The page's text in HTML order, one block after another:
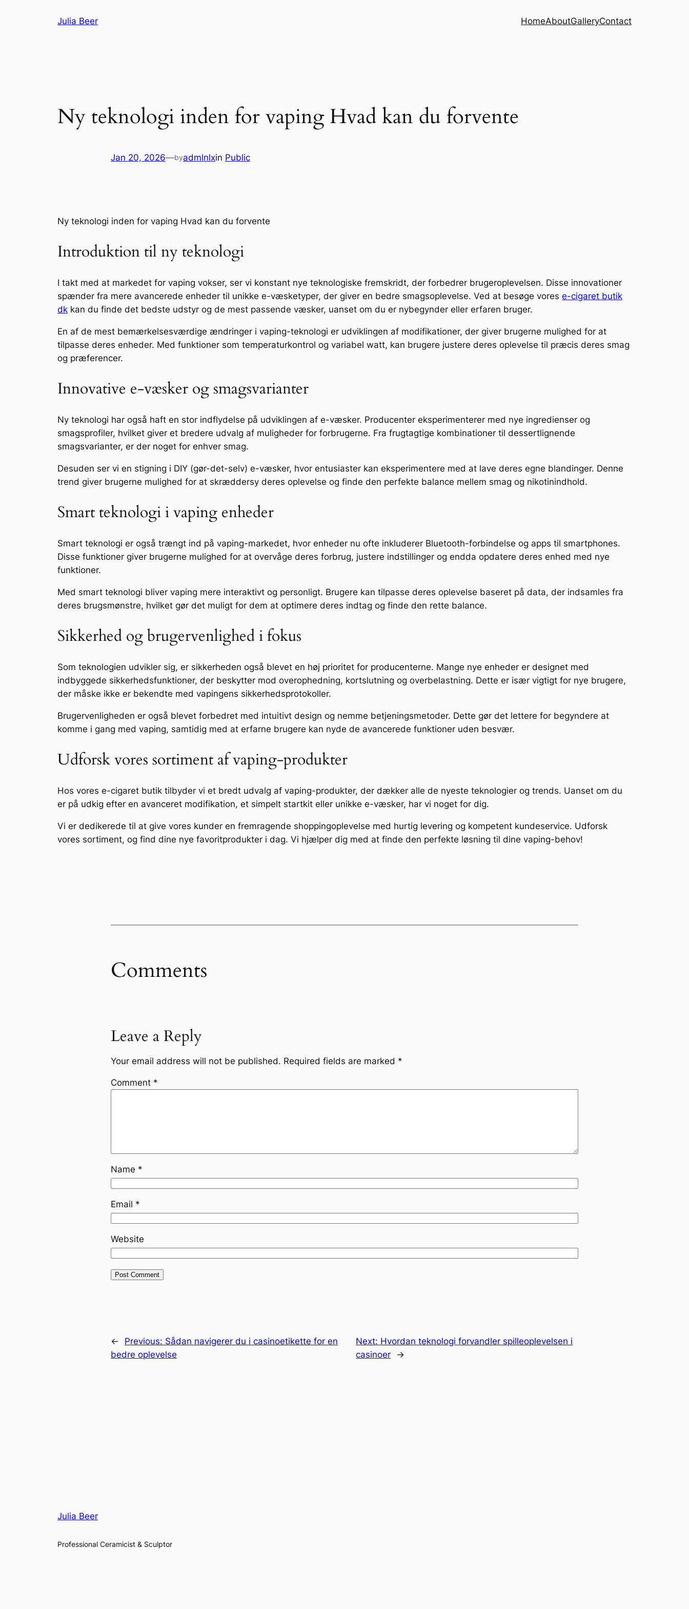
Julia Beer HomeAboutGalleryContact
Ny teknologi inden for vaping Hvad kan du forvente
Jan 20, 2026—byadmlnlxin Public
Ny teknologi inden for vaping Hvad kan du forvente
Introduktion til ny teknologi
I takt med at markedet for vaping vokser, ser vi konstant nye teknologiske fremskridt, der forbedrer brugeroplevelsen. Disse innovationer
spænder fra mere avancerede enheder til unikke e-væsketyper, der giver en bedre smagsoplevelse. Ved at besøge vores e-cigaret butik
dk kan du finde det bedste udstyr og de mest passende væsker, uanset om du er nybegynder eller erfaren bruger.
En af de mest bemærkelsesværdige ændringer i vaping-teknologi er udviklingen af modifikationer, der giver brugerne mulighed for at
tilpasse deres enheder. Med funktioner som temperaturkontrol og variabel watt, kan brugere justere deres oplevelse til præcis deres smag
og præferencer.
Innovative e-væsker og smagsvarianter
Ny teknologi har også haft en stor indflydelse på udviklingen af e-væsker. Producenter eksperimenterer med nye ingredienser og
smagsprofiler, hvilket giver et bredere udvalg af muligheder for forbrugerne. Fra frugtagtige kombinationer til dessertlignende
smagsvarianter, er der noget for enhver smag.
Desuden ser vi en stigning i DIY (gør-det-selv) e-væsker, hvor entusiaster kan eksperimentere med at lave deres egne blandinger. Denne
trend giver brugerne mulighed for at skræddersy deres oplevelse og finde den perfekte balance mellem smag og nikotinindhold.
Smart teknologi i vaping enheder
Smart teknologi er også trængt ind på vaping-markedet, hvor enheder nu ofte inkluderer Bluetooth-forbindelse og apps til smartphones.
Disse funktioner giver brugerne mulighed for at overvåge deres forbrug, justere indstillinger og endda opdatere deres enhed med nye
funktioner.
Med smart teknologi bliver vaping mere interaktivt og personligt. Brugere kan tilpasse deres oplevelse baseret på data, der indsamles fra
deres brugsmønstre, hvilket gør det muligt for dem at optimere deres indtag og finde den rette balance.
Sikkerhed og brugervenlighed i fokus
Som teknologien udvikler sig, er sikkerheden også blevet en høj prioritet for producenterne. Mange nye enheder er designet med
indbyggede sikkerhedsfunktioner, der beskytter mod overophedning, kortslutning og overbelastning. Dette er især vigtigt for nye brugere,
der måske ikke er bekendte med vapingens sikkerhedsprotokoller.
Brugervenligheden er også blevet forbedret med intuitivt design og nemme betjeningsmetoder. Dette gør det lettere for begyndere at
komme i gang med vaping, samtidig med at erfarne brugere kan nyde de avancerede funktioner uden besvær.
Udforsk vores sortiment af vaping-produkter
Hos vores e-cigaret butik tilbyder vi et bredt udvalg af vaping-produkter, der dækker alle de nyeste teknologier og trends. Uanset om du
er på udkig efter en avanceret modifikation, et simpelt startkit eller unikke e-væsker, har vi noget for dig.
Vi er dedikerede til at give vores kunder en fremragende shoppingoplevelse med hurtig levering og kompetent kundeservice. Udforsk
vores sortiment, og find dine nye favoritprodukter i dag. Vi hjælper dig med at finde den perfekte løsning til dine vaping-behov!
Comments
Leave a Reply
Your email address will not be published. Required fields are marked *
Comment *
Name *
Email *
Website
← Previous: Sådan navigerer du i casinoetikette for en
bedre oplevelse
Next: Hvordan teknologi forvandler spilleoplevelsen i
casinoer
→
Julia Beer
Professional Ceramicist & Sculptor